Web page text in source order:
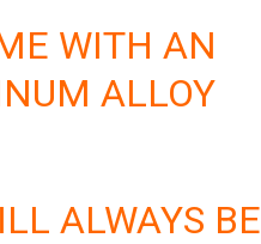
WITH AN
ALLOY
ALWAYS BE